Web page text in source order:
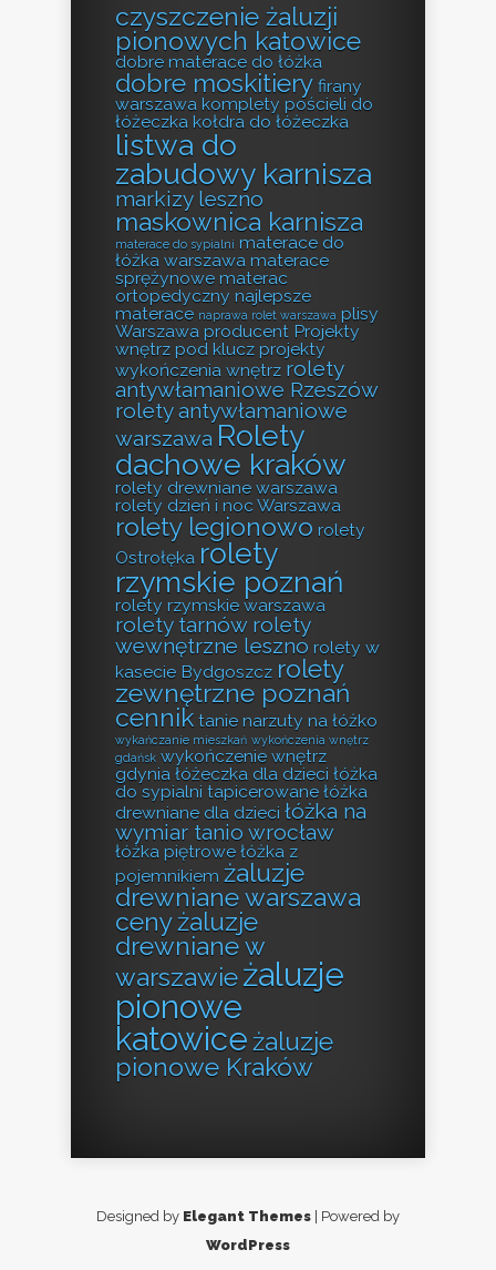
czyszczenie żaluzji
pionowych katowice
dobre materace do łóżka
dobre moskitiery firany
warszawa komplety pościeli do
łóżeczka kołdra do łóżeczka
listwa do
zabudowy karnisza
markizy leszno
maskownica karnisza
materace do sypialni materace do
łóżka warszawa materace
sprężynowe materac
ortopedyczny najlepsze
materace naprawa rolet warszawa plisy
Warszawa producent Projekty
wnętrz pod klucz projekty
wykończenia wnętrz rolety
antywłamaniowe Rzeszów
rolety antywłamaniowe
warszawa Rolety
dachowe kraków
rolety drewniane warszawa
rolety dzień i noc Warszawa
rolety legionowo rolety
Ostrołęka rolety
rzymskie poznań
rolety rzymskie warszawa
rolety tarnów rolety
wewnętrzne leszno rolety w
kasecie Bydgoszcz rolety
zewnętrzne poznań
cennik tanie narzuty na łóżko
wykańczanie mieszkań wykończenia wnętrz
gdańsk wykończenie wnętrz
gdynia łóżeczka dla dzieci łóżka
do sypialni tapicerowane łóżka
drewniane dla dzieci łóżka na
wymiar tanio wrocław
łóżka piętrowe łóżka z
pojemnikiem żaluzje
drewniane warszawa
cenyżaluzje
drewniane w
warszawieżaluzje
pionowe
katowice żaluzje
pionowe Kraków
Designed by Elegant Themes | Powered by
WordPress